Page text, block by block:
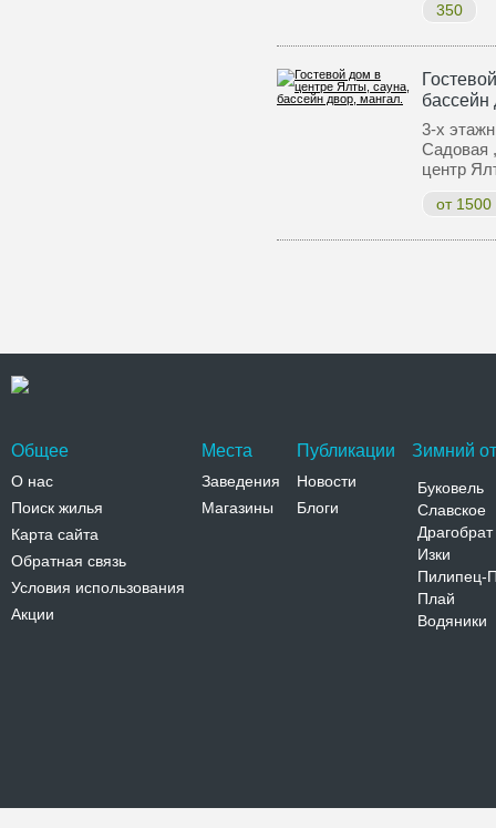
350
бассейн
3-х
Садовая
центр
от 1500
Общее
О нас
Поиск жилья
Карта сайта
Обратная связь
Условия использования
Акции
Места
Заведения
Магазины
Публикации
Новости
Блоги
Зимний
Буковель
Славское
Драгобрат
Изки
Пилипец-
Плай
Водяники